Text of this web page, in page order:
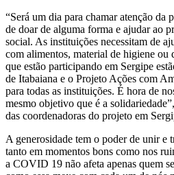
“Será um dia para chamar atenção da
de doar de alguma forma e ajudar ao
social. As instituições necessitam de
com alimentos, material de higiene ou
que estão participando em Sergipe
de Itabaiana e o Projeto Ações com
para todas as instituições. É hora de
mesmo objetivo que é a
das coordenadoras do projeto em
A generosidade tem o poder de unir e
tanto em momentos bons como nos
a COVID 19 não afeta apenas quem